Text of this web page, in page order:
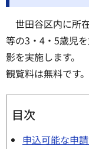
世田谷区内に所
等の3・4・5歳児
影を実施します。
観覧料は無料です。
目次
申込可能な申